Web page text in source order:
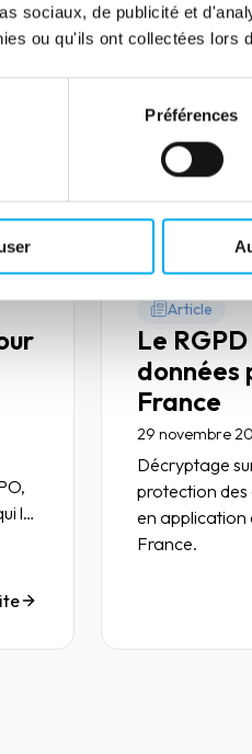
sociaux, de publicité et
ou qu'ils ont collectées lors
Préférences
de
La donnée et
de quelques
data ?
le
Article
Le
données
France
29 novembre
Décryptage
protection des
en application
France.